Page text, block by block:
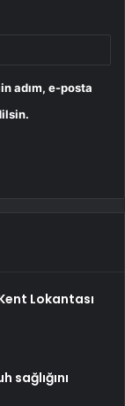
adım, e-posta
Lokantası
sağlığını